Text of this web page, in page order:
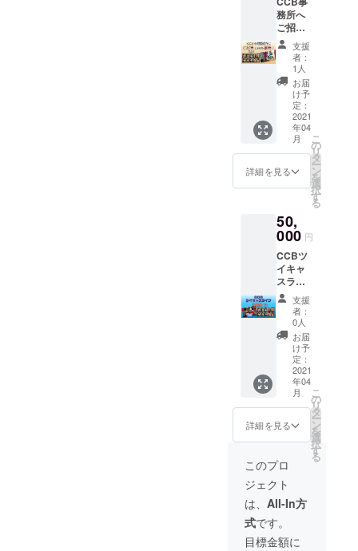
す。 劇
場は下
北沢小
劇場楽
園で
す。 ※
追加さ
れたリ
ターン
になり
ます。
務所へ
ご招
待、か
らの接
待（１
時間）
都内の
CCB事
務所へ
ご招待
致しま
す。 日
時は
メール
にてご
せて頂
きま
す。 メ
ンバー
はラン
ダムに
滞在。
（ご希
望メン
バーが
いまし
たら、
備考欄
にご記
入下さ
い。）
支援
者：
1人
お届
け予
定：
2021
年04
月
詳細を見る
こ
の
リ
タ
ー
ン
を
選
択
す
る
50,
000 円
CCBツ
イキャ
スライ
ブ出演
権 毎週
水曜日
21時～
23時で
行って
いる生
配信へ
のゲス
ト出演
権にな
りま
す。
メール
にて日
程をご
相談さ
せて頂
きま
す。
支援
者：
0人
お届
け予
定：
2021
年04
月
詳細を見る
こ
の
リ
タ
ー
ン
を
選
択
す
る
このプロ
ジェクト
は、 All-In方
式です。
目標金額に